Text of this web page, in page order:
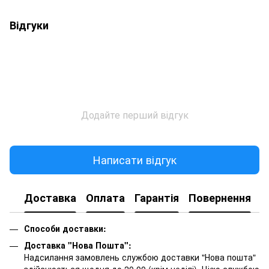
Відгуки
Додайте перший відгук
Написати відгук
Доставка Оплата Гарантія Повернення
Способи доставки:
Доставка "Нова Пошта":
Надсилання замовлень службою доставки "Нова пошта"